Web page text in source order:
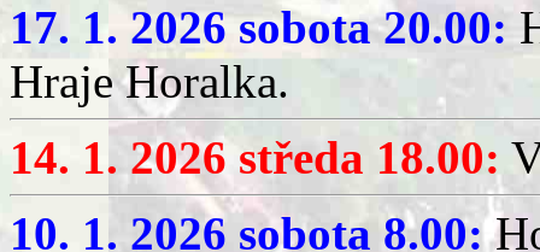
17. 1. 2026 sobota 20.00:
Hraje Horalka.
14. 1. 2026 středa 18.00:
10. 1. 2026 sobota 8.00: